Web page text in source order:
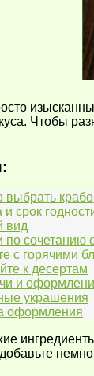
Чтобы
выбрать
и срок
вид
по сочетанию
с горячими
к десертам
и
украшения
оформления